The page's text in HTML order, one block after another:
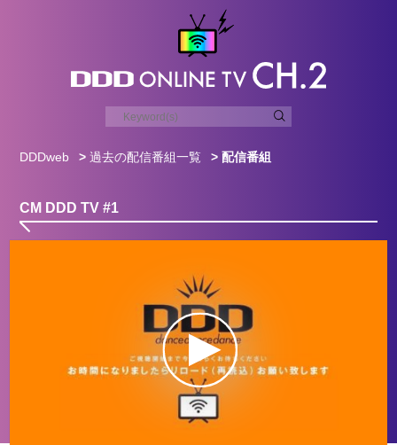
DDDweb >過去の配信番組一覧 > 配信番組
CM DDD TV #1